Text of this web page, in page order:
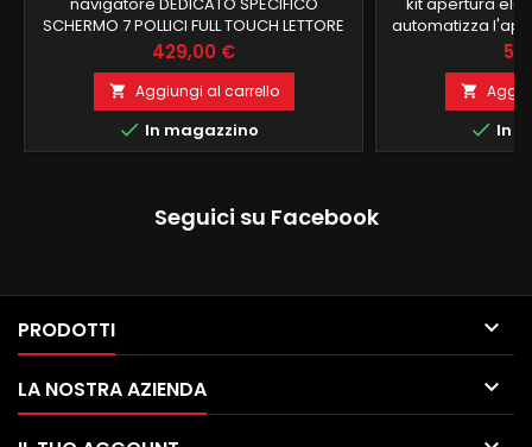
SCHERMO 7 POLLICI FULL TOUCH LETTORE
CD DVD KIA CEED VENGA 2010-13
RECUPERO COMANDI AL VOLANTE E LOGO
KIA 4 GB RAM 32 GB ROM ANDROID 9.0
PROCESSORE OCTACORE FUNZIONE
MIRRORLINK COMPATIBILE MODULO
DAB+WIFI INTEGRATO BLUETOOTH
Prezzo
429,00 €
 Aggiungi al carrello
 In magazzino
automatizza
portellone del
automobile.Il
pistoni
centralina di
specifici da
portellone. Tutti

 In
Seguici su Facebook
PRODOTTI 
LA NOSTRA AZIENDA 